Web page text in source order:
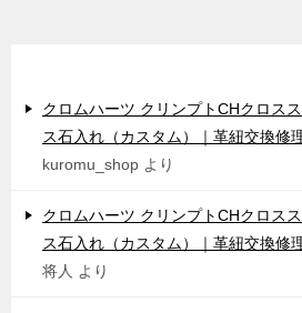
クロムハーツ クリンプトCHクロス
ス石入れ（カスタム）｜革紐交換修
kuromu_shop より
クロムハーツ クリンプトCHクロス
ス石入れ（カスタム）｜革紐交換修
将人 より